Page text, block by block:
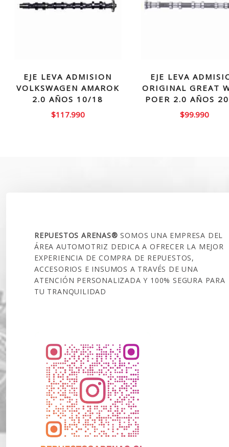
EJE LEVA ADMISION
VOLKSWAGEN AMAROK
2.0 AÑOS 10/18
$117.990
EJE LEVA
ORIGINAL GREAT
POER 2.0 AÑOS
$99.990
REPUESTOS ARENAS®SOMOS UNA EMPRESA DEL
ÁREA AUTOMOTRIZ DEDICA A OFRECER LA MEJOR
EXPERIENCIA DE COMPRA DE REPUESTOS,
ACCESORIOS E INSUMOS A TRAVÉS DE UNA
ATENCIÓN PERSONALIZADA Y 100% SEGURA PARA
TU TRANQUILIDAD